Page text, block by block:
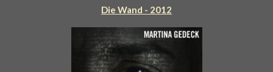
Die Wand - 2012